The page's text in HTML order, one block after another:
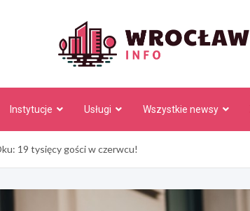
Instytucje Usługi Wszystkie newsy
19 tysięcy gości w czerwcu!